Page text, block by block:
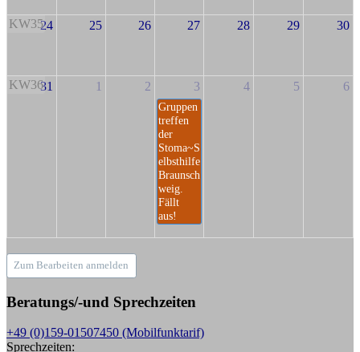
KW3524 25 26 27 28 29 30
KW3631 1 2 3
Gruppen
treffen
der
Stoma~S
elbsthilfe
Braunsch
weig.
Fällt
aus!
4 5 6
Zum Bearbeiten anmelden
Beratungs/-und Sprechzeiten
+49 (0)159-01507450 (Mobilfunktarif)
Sprechzeiten: